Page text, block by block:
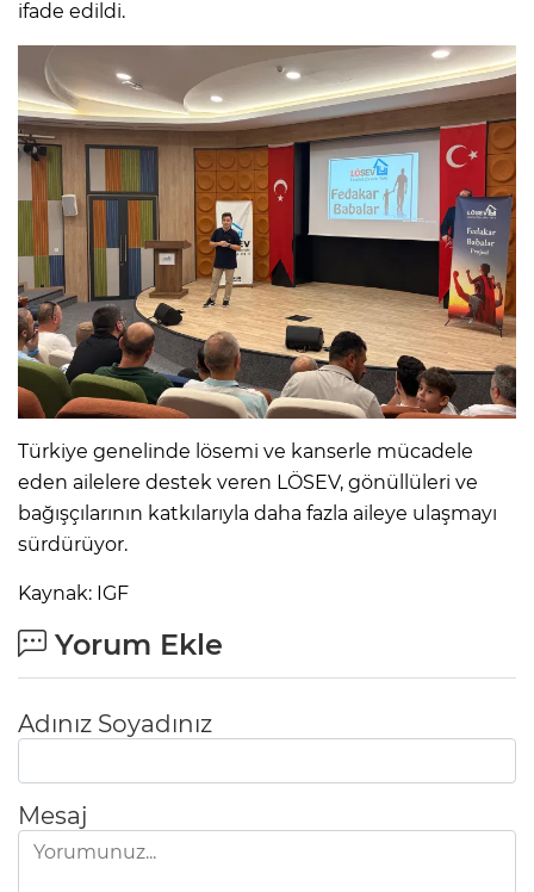
ifade edildi.
Türkiye genelinde lösemi ve kanserle mücadele
eden ailelere destek veren LÖSEV, gönüllüleri ve
bağışçılarının katkılarıyla daha fazla aileye ulaşmayı
sürdürüyor.
Kaynak: IGF
Yorum Ekle
Adınız Soyadınız
Mesaj